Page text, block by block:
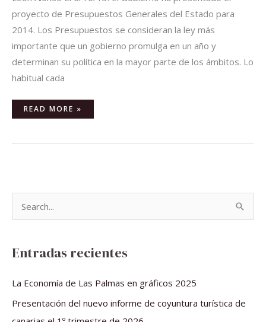
proyecto de Presupuestos Generales del Estado para
2014. Los Presupuestos se consideran la ley más
importante que un gobierno promulga en un año y
determinan su política en la mayor parte de los ámbitos. Lo
habitual cada
READ MORE »
a
r
Entradas recientes
La Economía de Las Palmas en gráficos 2025
Presentación del nuevo informe de coyuntura turística de